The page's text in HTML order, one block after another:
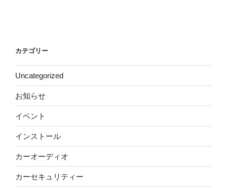
カテゴリー
Uncategorized
お知らせ
イベント
インストール
カーオーディオ
カーセキュリティー